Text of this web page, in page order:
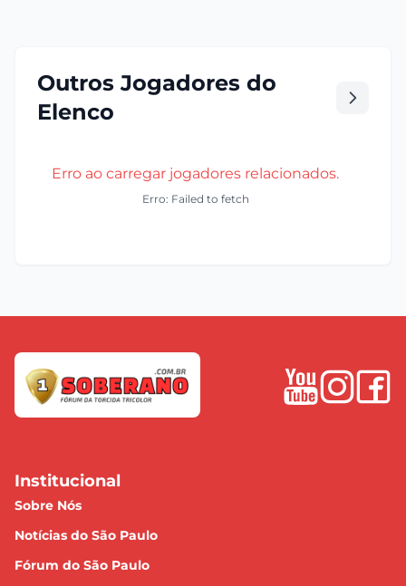
Outros Jogadores do
Elenco
Erro ao carregar jogadores relacionados.
Erro: Failed to fetch
Institucional
Sobre Nós
Notícias do São Paulo
Fórum do São Paulo